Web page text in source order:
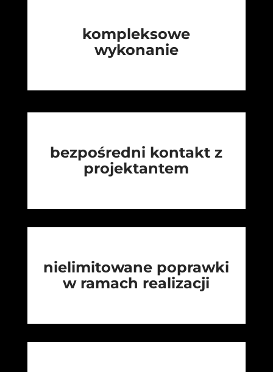
kompleksowe
wykonanie
bezpośredni kontakt z
projektantem
nielimitowane poprawki
w ramach realizacji